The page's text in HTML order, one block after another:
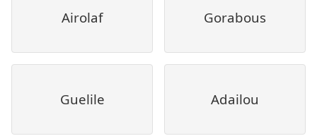
Airolaf Gorabous
Guelile Adailou